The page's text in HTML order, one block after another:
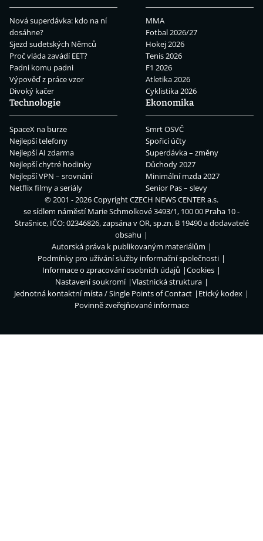
Nová superdávka: kdo na ní
dosáhne?
Sjezd sudetských Němců
Proč vláda zavádí EET?
Padni komu padni
Výpověď z práce vzor
Divoký kačer
MMA
Fotbal 2026/27
Hokej 2026
Tenis 2026
F1 2026
Atletika 2026
Cyklistika 2026
Technologie
SpaceX na burze
Nejlepší telefony
Nejlepší AI zdarma
Nejlepší chytré hodinky
Nejlepší VPN – srovnání
Netflix filmy a seriály
Ekonomika
Smrt OSVČ
Spořicí účty
Superdávka – změny
Důchody 2027
Minimální mzda 2027
Senior Pas – slevy
© 2001 - 2026 CopyrightCZECH NEWS CENTER a.s.
se sídlem náměstí Marie Schmolkové 3493/1, 100 00 Praha 10 -
Strašnice, IČO: 02346826, zapsána v OR, sp.zn. B 19490 a dodavatelé
obsahu
Autorská práva k publikovaným materiálům
Podmínky pro užívání služby informační společnosti
Informace o zpracování osobních údajů
Cookies
Nastavení soukromí
Vlastnická struktura
Jednotná kontaktní místa / Single Points of Contact
Etický kodex
Povinně zveřejňované informace